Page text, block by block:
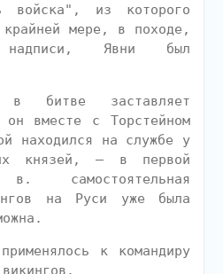
войска", из которого
мере, в походе,
Явни был
битве заставляет
он вместе с Торстейном
находился на службе у
князей, — в первой
самостоятельная
на Руси уже была
к командиру